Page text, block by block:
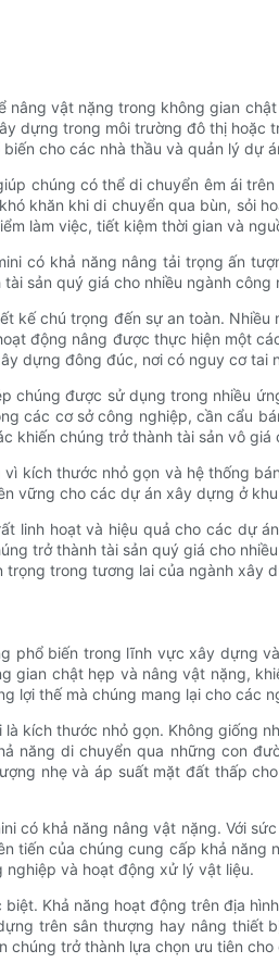
nâng vật nặng trong không gian
dựng trong môi trường đô thị
cho các nhà thầu và quản lý dự
chúng có thể di chuyển êm ái
khăn khi di chuyển qua bùn, sỏi
làm việc, tiết kiệm thời gian và
có khả năng nâng tải trọng ấn
sản quý giá cho nhiều ngành
kế chú trọng đến sự an toàn.
động nâng được thực hiện một
dựng đông đúc, nơi có nguy cơ tai
chúng được sử dụng trong nhiều
các cơ sở công nghiệp, cần cẩu
khiến chúng trở thành tài sản vô
kích thước nhỏ gọn và hệ thống
vững cho các dự án xây dựng ở
linh hoạt và hiệu quả cho các dự
trở thành tài sản quý giá cho
trong tương lai của ngành xây
phổ biến trong lĩnh vực xây dựng
gian chật hẹp và nâng vật nặng,
lợi thế mà chúng mang lại cho các
kích thước nhỏ gọn. Không
năng di chuyển qua những con
nhẹ và áp suất mặt đất thấp
có khả năng nâng vật nặng. Với
tiến của chúng cung cấp khả
và hoạt động xử lý vật liệu.
Khả năng hoạt động trên địa
trên sân thượng hay nâng
trở thành lựa chọn ưu tiên